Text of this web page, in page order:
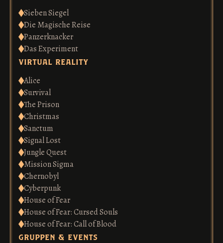
Sieben Siegel
Die Magische Reise
Panzerknacker
Das Experiment
virtual reality
Alice
Survival
The Prison
Christmas
Sanctum
Signal Lost
Jungle Quest
Mission Sigma
Chernobyl
Cyberpunk
House of Fear
House of Fear: Cursed Souls
House of Fear: Call of Blood
gruppen & events